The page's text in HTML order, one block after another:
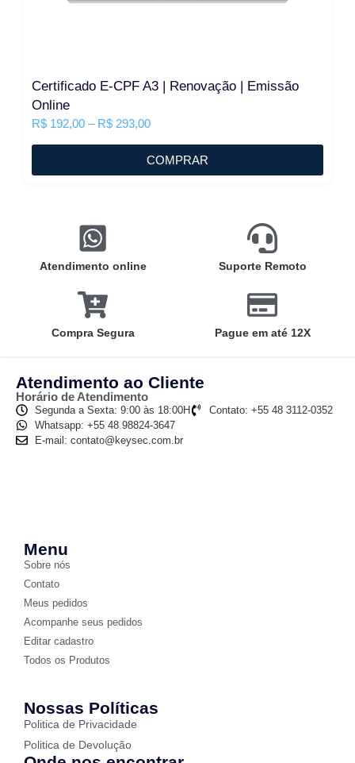
Certificado E-CPF A3 | Renovação | Emissão
Online
R$ 192,00 – R$ 293,00
COMPRAR
Atendimento online Suporte Remoto
Compra Segura Pague em até 12X
Atendimento ao Cliente
Horário de Atendimento
Segunda a Sexta: 9:00 às 18:00H
Contato: +55 48 3112-0352
Whatsapp: +55 48 98824-3647
E-mail: contato@keysec.com.br
Menu
Sobre nós
Contato
Meus pedidos
Acompanhe seus pedidos
Editar cadastro
Todos os Produtos
Nossas Políticas
Politica de Privacidade
Politica de Devolução